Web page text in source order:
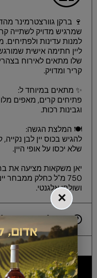
שמרגיש מדויק לשתייה
למנות עדינות ולפתיחים.
ליין חתימה אישית
שלו מתאים לאירוח
קריר ומדויק.
✨ מתאים במיוחד ל:
פתיחים קרים, מאפים
וגבינות רכות.
🍽️ המלצת הגשה:
להגיש בכוס יין לבן
שלא יכסו על אופי היין.
יאן משקאות מציעה את
750 מ"ל כחלק ממבחר
ושולחן אלגנטי.
משלוחים
×
למה כולם